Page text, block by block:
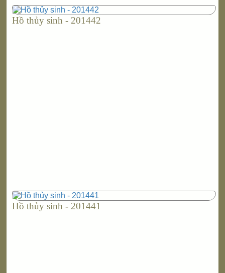
Hồ thủy sinh - 201442
Hồ thủy sinh - 201441